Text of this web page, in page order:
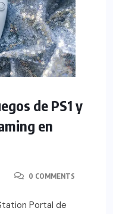
de PS1 y
en
0 COMMENTS
Portal de